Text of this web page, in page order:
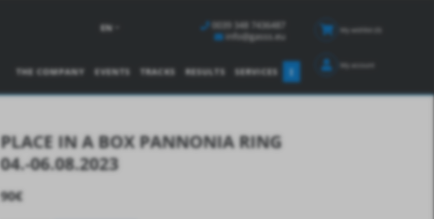
EN
0039 348 7436487
info@gasss.eu
THE COMPANY EVENTS TRACKS RESULTS SERVICES
My wishlist
My account
PLACE IN A BOX PANNONIA RING
04.-06.08.2023
90€